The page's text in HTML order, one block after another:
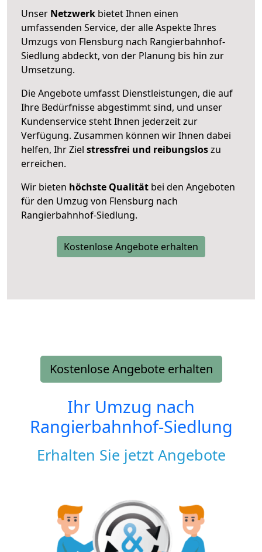
Unser Netzwerk bietet Ihnen einen
umfassenden Service, der alle Aspekte Ihres
Umzugs von Flensburg nach Rangierbahnhof-
Siedlung abdeckt, von der Planung bis hin zur
Umsetzung.
Die Angebote umfasst Dienstleistungen, die auf
Ihre Bedürfnisse abgestimmt sind, und unser
Kundenservice steht Ihnen jederzeit zur
Verfügung. Zusammen können wir Ihnen dabei
helfen, Ihr Ziel stressfrei und reibungsloszu
erreichen.
Wir bieten höchste Qualität bei den Angeboten
für den Umzug von Flensburg nach
Rangierbahnhof-Siedlung.
Kostenlose Angebote erhalten
Kostenlose Angebote erhalten
Ihr Umzug nach
Rangierbahnhof-Siedlung
Erhalten Sie jetzt Angebote